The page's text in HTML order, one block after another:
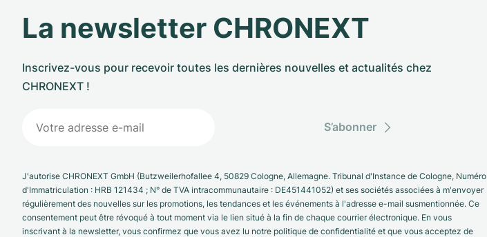
La newsletter CHRONEXT
Inscrivez-vous pour recevoir toutes les dernières nouvelles et actualités chez
CHRONEXT !
S’abonner
J'autorise CHRONEXT GmbH (Butzweilerhofallee 4, 50829 Cologne, Allemagne. Tribunal d'Instance de Cologne, Numéro
d'Immatriculation : HRB 121434 ; N° de TVA intracommunautaire : DE451441052) et ses sociétés associées à m'envoyer
régulièrement des nouvelles sur les promotions, les tendances et les événements à l'adresse e-mail susmentionnée. Ce
consentement peut être révoqué à tout moment via le lien situé à la fin de chaque courrier électronique. En vous
inscrivant à la newsletter, vous confirmez que vous avez lu notre politique de confidentialité et que vous acceptez de